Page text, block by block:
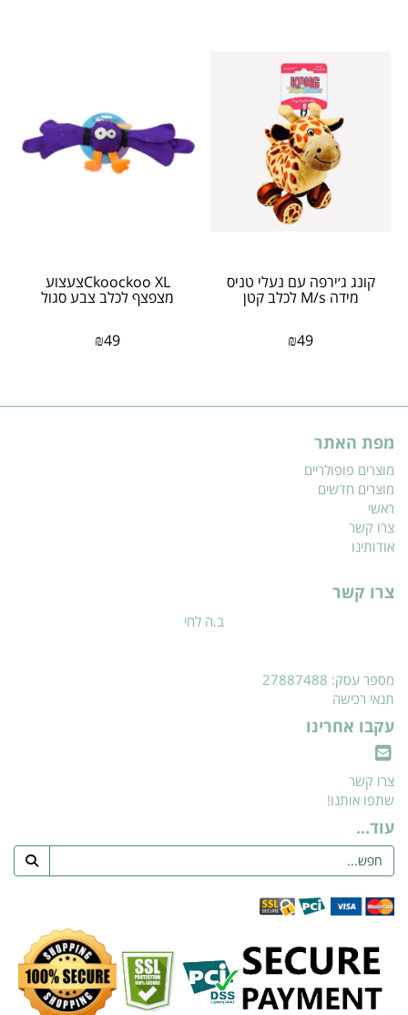
קונג ג׳ירפה עם נעלי טניס
מידה M/s לכלב קטן
₪49
Ckoockoo XLצעצוע
מצפצף לכלב צבע סגול
₪49
מפת האתר
מוצרים פופולריים
מוצרים חדשים
ראשי
צרו קשר
אודותינו
צרו קשר
ב.ה לחי
מספר עסק: 27887488
תנאי רכישה
עקבו אחרינו
צרו קשר
שתפו אותנו!
עוד...